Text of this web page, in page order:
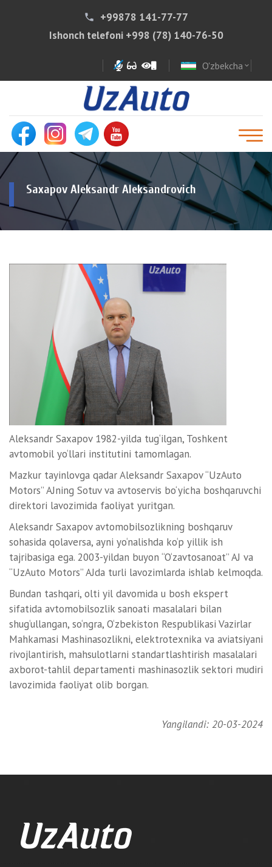
phone
+99878 141-77-77
Ishonch telefoni +998 (78) 140-76-50
O'zbekcha expand_more
Saxapov Aleksandr Aleksandrovich
Aleksandr Saxapov 1982-yilda tug‘ilgan, Toshkent
avtomobil yo‘llari institutini tamomlagan.
Mazkur tayinlovga qadar Aleksandr Saxapov “UzAuto
Motors” AJning Sotuv va avtoservis bo‘yicha boshqaruvchi
direktori lavozimida faoliyat yuritgan.
Aleksandr Saxapov avtomobilsozlikning boshqaruv
sohasida qolaversa, ayni yo‘nalishda ko‘p yillik ish
tajribasiga ega. 2003-yildan buyon “O‘zavtosanoat” AJ va
“UzAuto Motors” AJda turli lavozimlarda ishlab kelmoqda.
Bundan tashqari, olti yil davomida u bosh ekspert
sifatida avtomobilsozlik sanoati masalalari bilan
shug‘ullangan, so‘ngra, O‘zbekiston Respublikasi Vazirlar
Mahkamasi Mashinasozlikni, elektrotexnika va aviatsiyani
rivojlantirish, mahsulotlarni standartlashtirish masalalari
axborot-tahlil departamenti mashinasozlik sektori mudiri
lavozimida faoliyat olib borgan.
Yangilandi: 20-03-2024